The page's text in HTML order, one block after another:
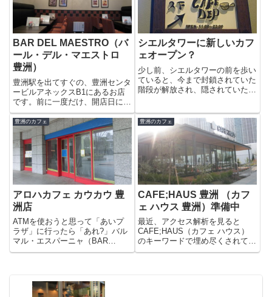
の...
BAR DEL MAESTRO（バ
ール・デル・マエストロ
豊洲）
豊洲駅を出てすぐの、豊洲センタ
ービルアネックスB1にあるお店
です。前に一度だけ、開店日に行
った事があります。今日はお茶で
もしようかなという時に、店頭の
ドルチェセット（650円）が目に
止まったので入ってみました。開
店当日はすごく混んでいて、お...
シエルタワーに新しいカフ
ェオープン？
少し前、シエルタワーの前を歩い
ていると、今まで封鎖されていた
階段が解放され、隠されていた看
ープンするのかな？」という
yasu。「いまさらそんなはずな
いよ〜！」と私。しかし今日見た
と...
豊洲のカフェ
アロハカフェ カウカウ 豊
洲店
ATMを使おうと思って「あいプ
ラザ」に行ったら「あれ?」バル
マル・エスパーニャ（BAR
MAR）が閉店していました。見
こと。3月1日には、アロハカフ
ェ カウカウ（kaukau）...
豊洲のカフェ
CAFE;HAUS 豊洲 （カフ
ェ ハウス 豊洲）準備中
最近、アクセス解析を見ると
CAFE;HAUS（カフェ ハウス）
のキーワードで埋め尽くされてい
ます。やはり、皆さん気になって